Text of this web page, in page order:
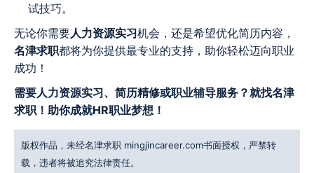
试技巧。
无论你需要人力资源实习机会，还是希望优化简历内容，
名津求职都将为你提供最专业的支持，助你轻松迈向职业
成功！
需要人力资源实习、简历精修或职业辅导服务？就找名津
求职！助你成就HR职业梦想！
版权作品，未经名津求职 mingjincareer.com书面授权，严禁转
载，违者将被追究法律责任。